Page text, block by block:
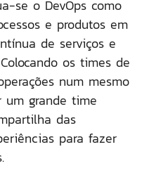
se o DevOps como
e produtos em
de serviços e
os times de
num mesmo
grande time
das
para fazer